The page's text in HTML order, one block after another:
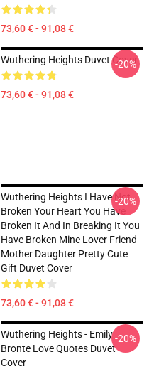
73,60 € - 91,08 €
Wuthering Heights Duvet Cover
73,60 € - 91,08 €
-20%
Wuthering Heights I Have Not
Broken Your Heart You Have
Broken It And In Breaking It You
Have Broken Mine Lover Friend
Mother Daughter Pretty Cute
Gift Duvet Cover
73,60 € - 91,08 €
-20%
Wuthering Heights - Emily
Bronte Love Quotes Duvet
Cover
-20%